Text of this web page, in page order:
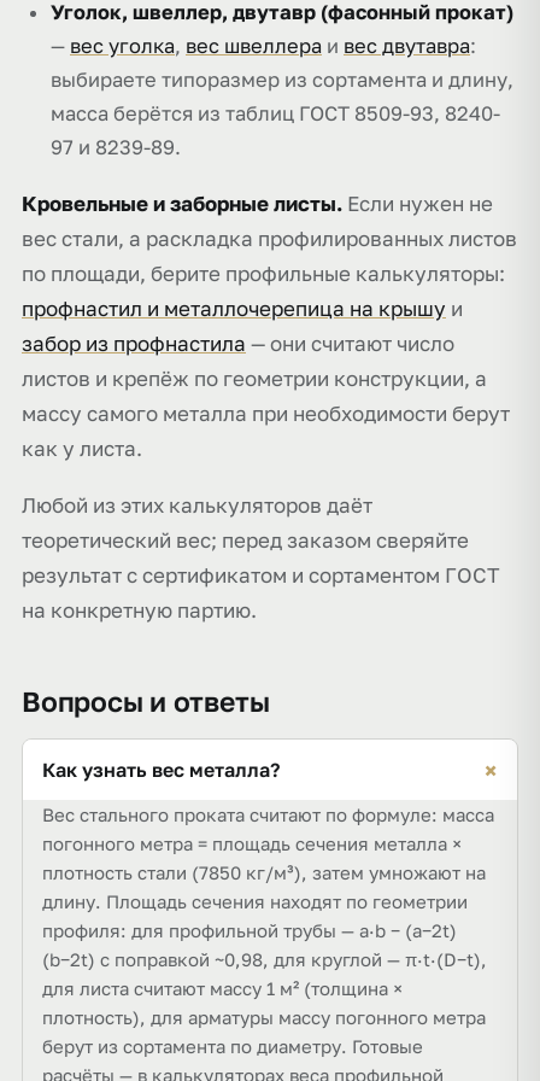
Уголок, швеллер, двутавр (фасонный прокат)
— вес уголка, вес швеллера и вес двутавра:
выбираете типоразмер из сортамента и длину,
масса берётся из таблиц ГОСТ 8509-93, 8240-
97 и 8239-89.
Кровельные и заборные листы. Если нужен не
вес стали, а раскладка профилированных листов
по площади, берите профильные калькуляторы:
профнастил и металлочерепица на крышу и
забор из профнастила — они считают число
листов и крепёж по геометрии конструкции, а
массу самого металла при необходимости берут
как у листа.
Любой из этих калькуляторов даёт
теоретический вес; перед заказом сверяйте
результат с сертификатом и сортаментом ГОСТ
на конкретную партию.
Вопросы и ответы
Как узнать вес металла? +
Вес стального проката считают по формуле: масса
погонного метра = площадь сечения металла ×
плотность стали (7850 кг/м³), затем умножают на
длину. Площадь сечения находят по геометрии
профиля: для профильной трубы — a·b − (a−2t)
(b−2t) с поправкой ~0,98, для круглой — π·t·(D−t),
для листа считают массу 1 м² (толщина ×
плотность), для арматуры массу погонного метра
берут из сортамента по диаметру. Готовые
расчёты — в калькуляторах веса профильной